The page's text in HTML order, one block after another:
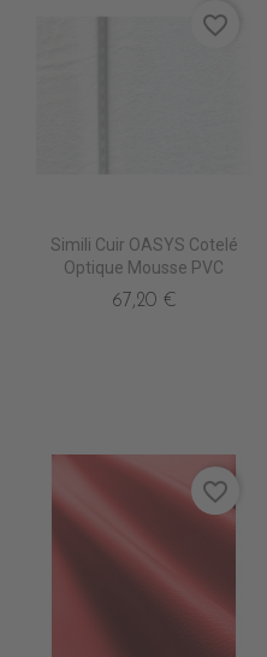
Simili Cuir OASYS Cotelé
Optique Mousse PVC
67,20 €
favorite_border
favorite_border